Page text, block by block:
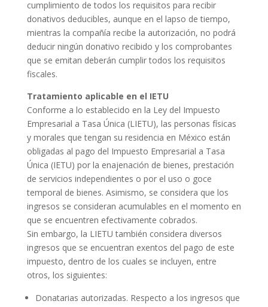
cumplimiento de todos los requisitos para recibir
donativos deducibles, aunque en el lapso de tiempo,
mientras la compañía recibe la autorización, no podrá
deducir ningún donativo recibido y los comprobantes
que se emitan deberán cumplir todos los requisitos
fiscales.
Tratamiento aplicable en el IETU
Conforme a lo establecido en la Ley del Impuesto
Empresarial a Tasa Única (LIETU), las personas físicas
y morales que tengan su residencia en México están
obligadas al pago del Impuesto Empresarial a Tasa
Única (IETU) por la enajenación de bienes, prestación
de servicios independientes o por el uso o goce
temporal de bienes. Asimismo, se considera que los
ingresos se consideran acumulables en el momento en
que se encuentren efectivamente cobrados.
Sin embargo, la LIETU también considera diversos
ingresos que se encuentran exentos del pago de este
impuesto, dentro de los cuales se incluyen, entre
otros, los siguientes:
Donatarias autorizadas. Respecto a los ingresos que